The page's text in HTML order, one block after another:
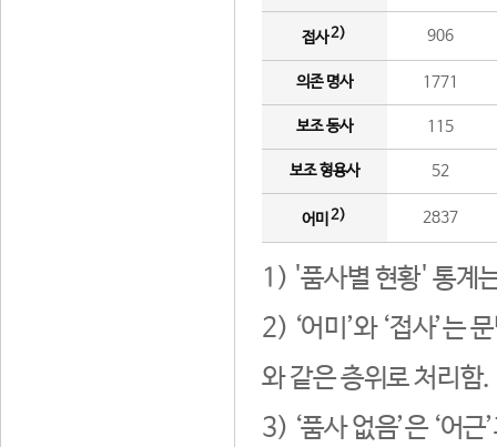
접사2) 906
의존 명사 1771
보조 동사 115
보조 형용사 52
어미 2) 2837
1) '품사별 현황' 통계
2) ‘어미’와 ‘접사’는
와 같은 층위로 처리함.
3) ‘품사 없음’은 ‘어